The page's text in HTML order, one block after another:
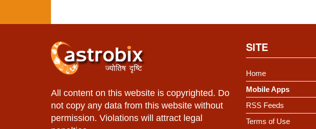
All content on this website is copyrighted. Do
not copy any data from this website without
permission. Violations will attract legal
SITE
Home
Mobile Apps
RSS Feeds
Terms of Use